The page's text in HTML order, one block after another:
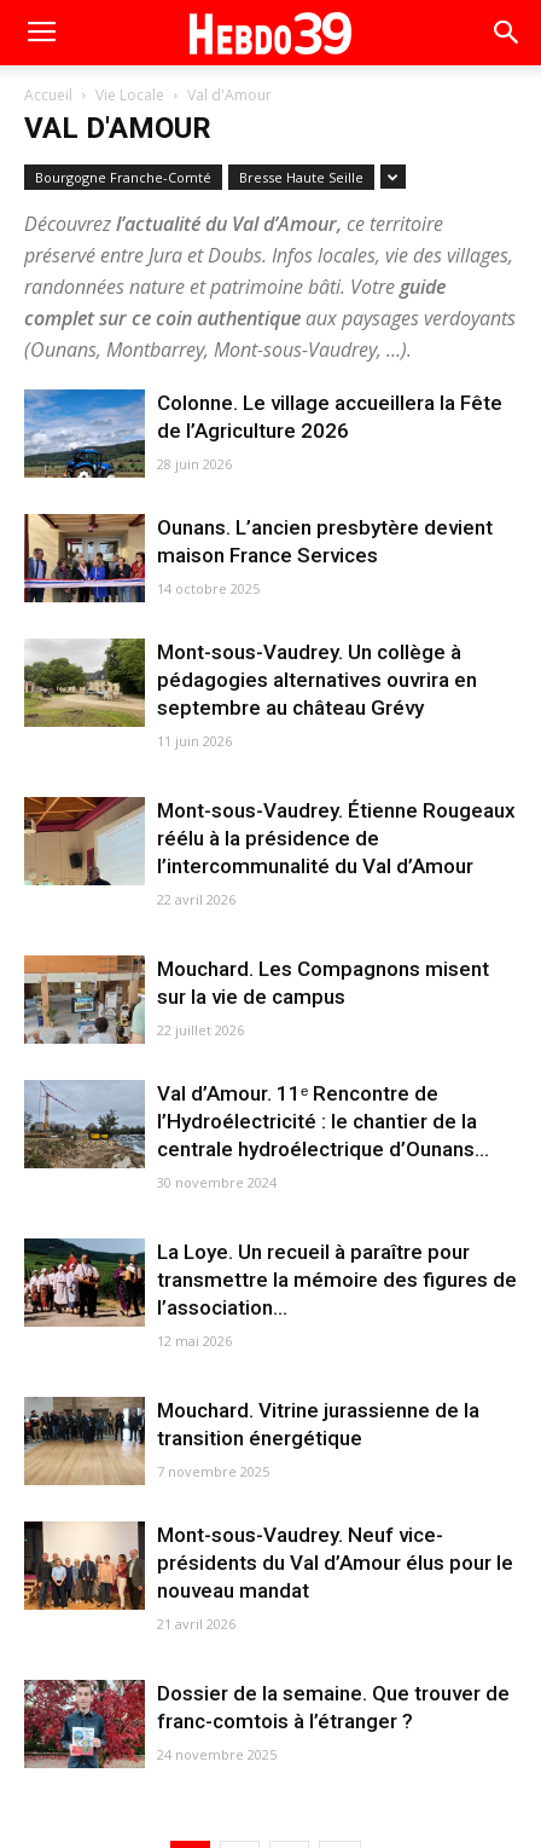
Accueil Vie Locale Val d'Amour
VAL D'AMOUR
Bourgogne Franche-Comté Bresse Haute Seille
Découvrezl’actualité du Val d’Amour, ce territoire
préservé entre Jura et Doubs. Infos locales, vie des villages,
randonnées nature et patrimoine bâti. Votreguide
complet sur ce coin authentiqueaux paysages verdoyants
(Ounans, Montbarrey, Mont-sous-Vaudrey, …).
Colonne. Le village accueillera la Fête
de l’Agriculture 2026
28 juin 2026
Ounans. L’ancien presbytère devient
maison France Services
14 octobre 2025
Mont-sous-Vaudrey. Un collège à
pédagogies alternatives ouvrira en
septembre au château Grévy
11 juin 2026
Mont-sous-Vaudrey. Étienne Rougeaux
réélu à la présidence de
l’intercommunalité du Val d’Amour
22 avril 2026
Mouchard. Les Compagnons misent
sur la vie de campus
22 juillet 2026
Val d’Amour. 11ᵉ Rencontre de
l’Hydroélectricité : le chantier de la
centrale hydroélectrique d’Ounans...
30 novembre 2024
La Loye. Un recueil à paraître pour
transmettre la mémoire des figures de
l’association...
12 mai 2026
Mouchard. Vitrine jurassienne de la
transition énergétique
7 novembre 2025
Mont-sous-Vaudrey. Neuf vice-
présidents du Val d’Amour élus pour le
nouveau mandat
21 avril 2026
Dossier de la semaine. Que trouver de
franc-comtois à l’étranger ?
24 novembre 2025